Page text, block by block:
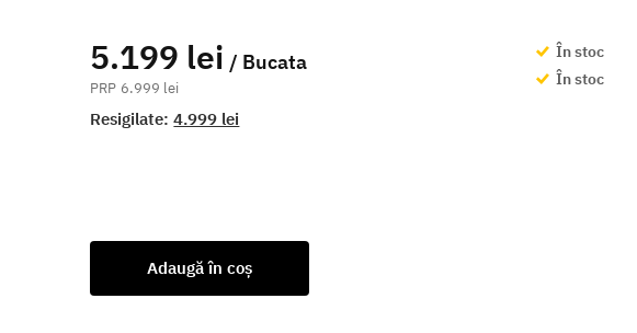
5.199 lei / Bucata
6.999 lei
Resigilate: 4.999 lei
În stoc
În stoc
Adaugă în coș